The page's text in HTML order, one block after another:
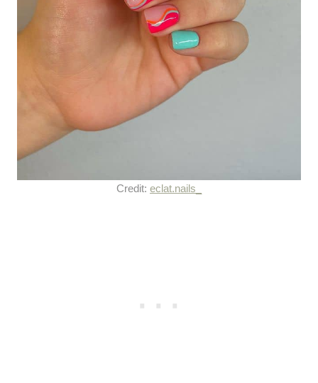
Credit: eclat.nails_